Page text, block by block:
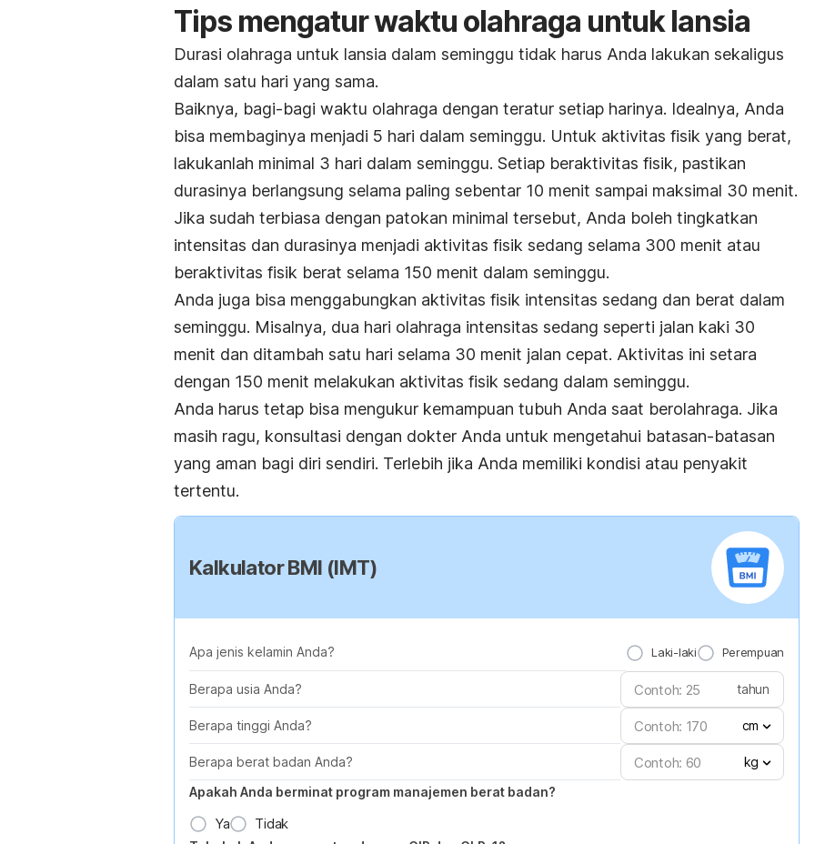
Tips mengatur waktu olahraga untuk lansia
Durasi olahraga untuk lansia dalam seminggu tidak harus Anda lakukan sekaligus
dalam satu hari yang sama.
Baiknya, bagi-bagi waktu olahraga dengan teratur setiap harinya. Idealnya, Anda
bisa membaginya menjadi 5 hari dalam seminggu. Untuk aktivitas fisik yang berat,
lakukanlah minimal 3 hari dalam seminggu. Setiap beraktivitas fisik, pastikan
durasinya berlangsung selama paling sebentar 10 menit sampai maksimal 30 menit.
Jika sudah terbiasa dengan patokan minimal tersebut, Anda boleh tingkatkan
intensitas dan durasinya menjadi aktivitas fisik sedang selama 300 menit atau
beraktivitas fisik berat selama 150 menit dalam seminggu.
Anda juga bisa menggabungkan aktivitas fisik intensitas sedang dan berat dalam
seminggu. Misalnya, dua hari olahraga intensitas sedang seperti jalan kaki 30
menit dan ditambah satu hari selama 30 menit jalan cepat. Aktivitas ini setara
dengan 150 menit melakukan aktivitas fisik sedang dalam seminggu.
Anda harus tetap bisa mengukur kemampuan tubuh Anda saat berolahraga. Jika
masih ragu, konsultasi dengan dokter Anda untuk mengetahui batasan-batasan
yang aman bagi diri sendiri. Terlebih jika Anda memiliki kondisi atau penyakit
tertentu.
Kalkulator BMI (IMT)
Apa jenis kelamin Anda? Laki-laki Perempuan
Berapa usia Anda? tahun
Berapa tinggi Anda? cm
Berapa berat badan Anda?
kg
Apakah Anda berminat program manajemen berat badan?
Ya Tidak